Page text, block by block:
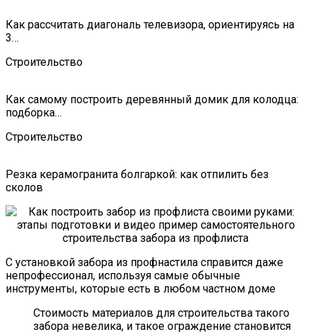
Как рассчитать диагональ телевизора, ориентируясь на
3…
Строительство
Как самому построить деревянный домик для колодца:
подборка…
Строительство
Резка керамогранита болгаркой: как отпилить без
сколов
С установкой забора из профнастила справится даже
непрофессионал, используя самые обычные
инструменты, которые есть в любом частном доме
Стоимость материалов для строительства такого
забора невелика, и такое ограждение становится